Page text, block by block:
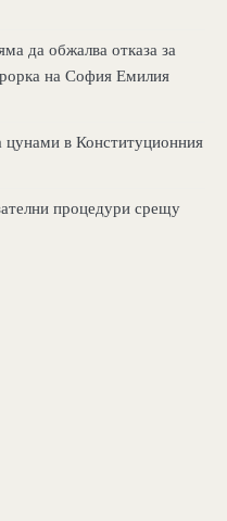
да обжалва отказа за
на София Емилия
цунами в Конституционния
процедури срещу